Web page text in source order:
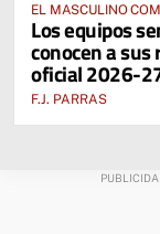
EL MASCULINO
FEMENINO, EL 17
Los equipos
conocen a
oficial 2026-
F.J. PARRAS